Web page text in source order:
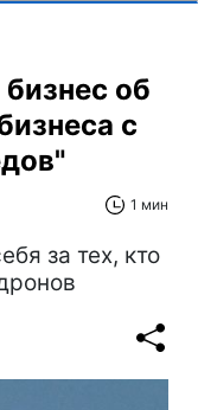
об
с
1 мин
за тех, кто